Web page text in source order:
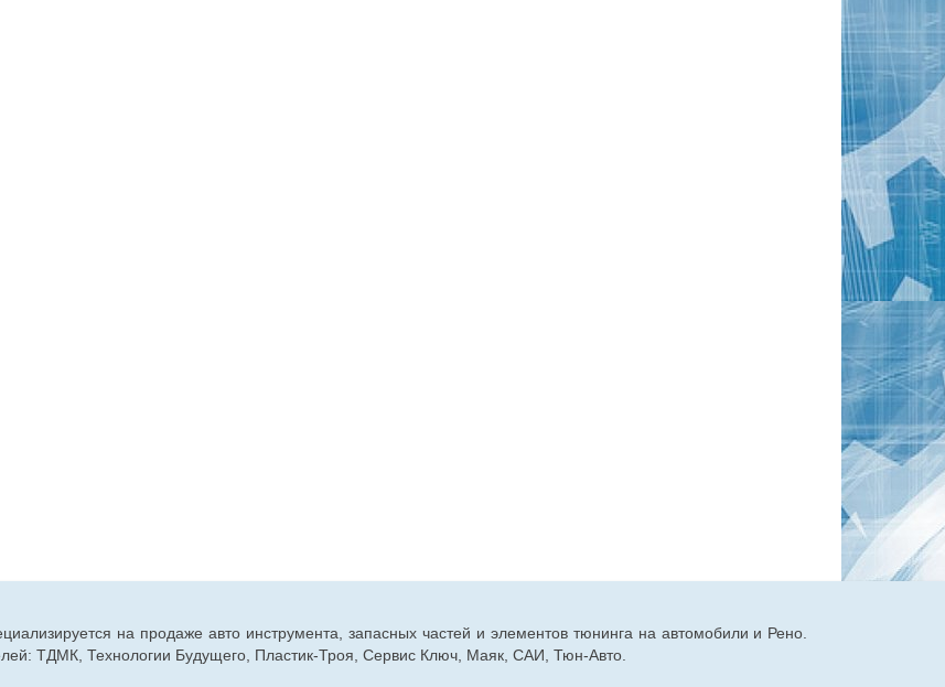
на продаже авто инструмента, запасных частей и элементов тюнинга на автомобили и Рено.
ТДМК, Технологии Будущего, Пластик-Троя, Сервис Ключ, Маяк, САИ, Тюн-Авто.